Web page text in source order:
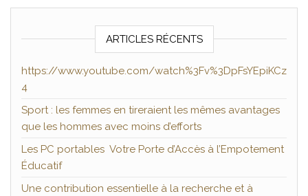
ARTICLES RÉCENTS
https://www.youtube.com/watch%3Fv%3DpFsYEpiKCz
4
Sport : les femmes en tireraient les mêmes avantages
que les hommes avec moins d’efforts
Les PC portables Votre Porte d’Accès à l’Empotement
Éducatif
Une contribution essentielle à la recherche et à